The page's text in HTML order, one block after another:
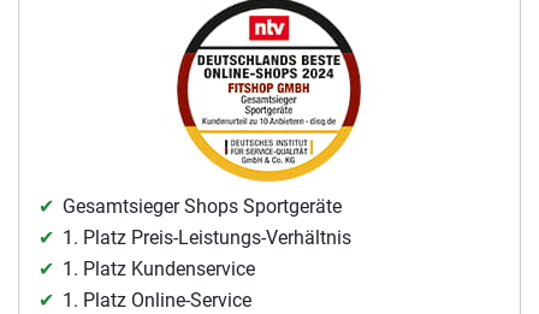
Gesamtsieger Shops Sportgeräte
1. Platz Preis-Leistungs-Verhältnis
1. Platz Kundenservice
1. Platz Online-Service